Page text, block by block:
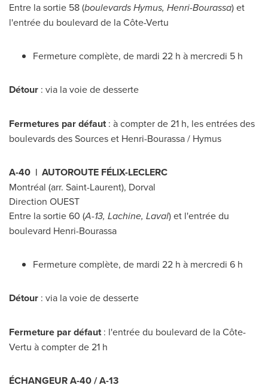
Entre la sortie 58 (boulevards Hymus, Henri-Bourassa) et
l'entrée du boulevard de la Côte-Vertu
Fermeture complète, de mardi 22 h à mercredi 5 h
Détour : via la voie de desserte
Fermetures par défaut: à compter de 21 h, les entrées des
boulevards des Sources et Henri-Bourassa / Hymus
A-40 | AUTOROUTE FÉLIX-LECLERC
Montréal (arr. Saint-Laurent), Dorval
Direction OUEST
Entre la sortie 60 (A-13, Lachine, Laval) et l'entrée du
boulevard Henri-Bourassa
Fermeture complète, de mardi 22 h à mercredi 6 h
Détour : via la voie de desserte
Fermeture par défaut: l'entrée du boulevard de la Côte-
Vertu à compter de 21 h
ÉCHANGEUR A-40 / A-13